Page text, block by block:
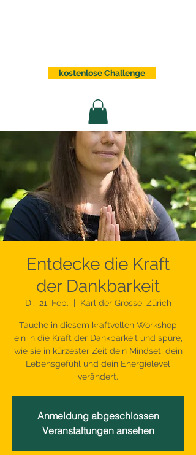
kostenlose Challenge
Entdecke die Kraft
der Dankbarkeit
Di., 21. Feb. Karl der Grosse, Zürich
Tauche in diesem kraftvollen Workshop
ein in die Kraft der Dankbarkeit und spüre,
wie sie in kürzester Zeit dein Mindset, dein
Lebensgefühl und dein Energielevel
verändert.
Anmeldung abgeschlossen
Veranstaltungen ansehen